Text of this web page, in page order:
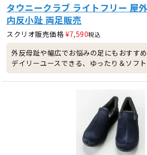
タウニークラブ ライトフリー 屋
内反小趾 両足販売
スクリオ販売価格 ¥7,590税込
外反母趾や幅広でお悩みの足にもおすすめ
デイリーユースできる、ゆったり＆ソフト